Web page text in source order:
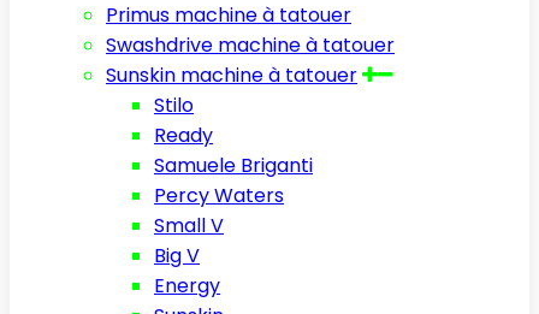
Primus machine à tatouer
Swashdrive machine à tatouer
Sunskin machine à tatouer
Stilo
Ready
Samuele Briganti
Percy Waters
Small V
Big V
Energy